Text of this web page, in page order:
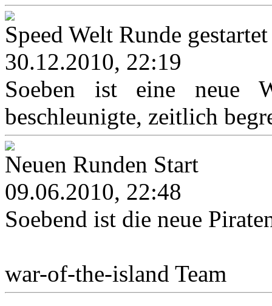
Speed Welt Runde gestartet
30.12.2010, 22:19
Soeben ist eine neue
beschleunigte, zeitlich
Neuen Runden Start
09.06.2010, 22:48
Soebend ist die neue
war-of-the-island Team